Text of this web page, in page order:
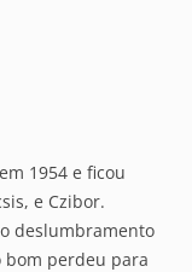
1954 e ficou
e Czibor.
deslumbramento
bom perdeu para